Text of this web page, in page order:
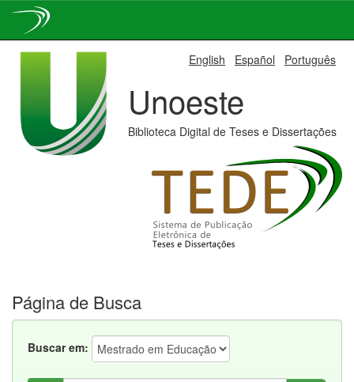
English Español Português
Unoeste
Biblioteca Digital de Teses e Dissertações
Página de Busca
Buscar em: